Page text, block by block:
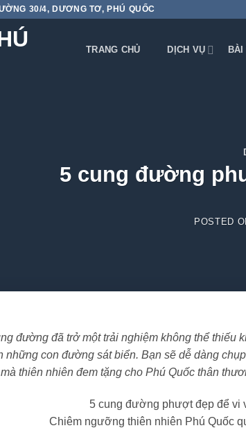
30/4, DƯƠNG TƠ, PHÚ QUỐC
TRANG CHỦ DỊCH VỤ
5 cung đường
POSTED
đường đã trở một trải nghiệm không thể thiếu
những con đường sát biển. Bạn sẽ dễ dàng
thiên nhiên đem tặng cho Phú Quốc thân
Chiêm ngưỡng thiên nhiên Phú Quốc